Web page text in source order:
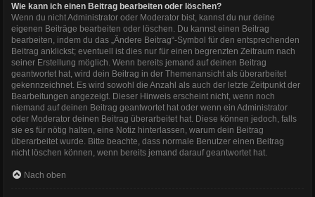
Wie kann ich einen Beitrag bearbeiten oder löschen?
Wenn du nicht Administrator oder Moderator bist, kannst du nur deine
eigenen Beiträge bearbeiten oder löschen. Du kannst einen Beitrag
bearbeiten, indem du das „Ändere Beitrag“-Symbol für den entsprechenden
Beitrag anklickst; eventuell ist dies nur für einen begrenzten Zeitraum nach
seiner Erstellung möglich. Wenn bereits jemand auf deinen Beitrag
geantwortet hat, wird dein Beitrag in der Themenansicht als überarbeitet
gekennzeichnet. Es wird sowohl die Anzahl als auch der letzte Zeitpunkt der
Bearbeitungen angezeigt. Dieser Hinweis erscheint nicht, wenn noch
niemand auf deinen Beitrag geantwortet hat oder wenn ein Administrator
oder Moderator deinen Beitrag überarbeitet hat. Diese können jedoch, falls
sie es für nötig halten, eine Notiz hinterlassen, warum dein Beitrag
überarbeitet wurde. Bitte beachte, dass normale Benutzer einen Beitrag
nicht löschen können, wenn bereits jemand darauf geantwortet hat.
Nach oben